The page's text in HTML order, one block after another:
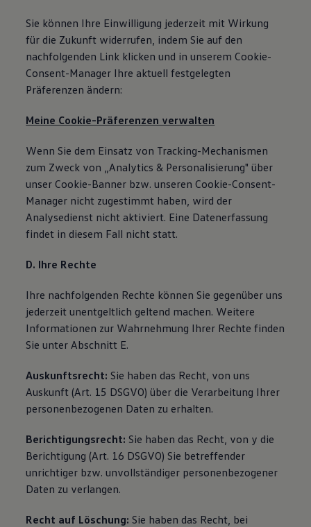
Sie können Ihre Einwilligung jederzeit mit Wirkung
für die Zukunft widerrufen, indem Sie auf den
nachfolgenden Link klicken und in unserem Cookie-
Consent-Manager Ihre aktuell festgelegten
Präferenzen ändern:
Meine Cookie-Präferenzen verwalten
Wenn Sie dem Einsatz von Tracking-Mechanismen
zum Zweck von „Analytics & Personalisierung" über
unser Cookie-Banner bzw. unseren Cookie-Consent-
Manager nicht zugestimmt haben, wird der
Analysedienst nicht aktiviert. Eine Datenerfassung
findet in diesem Fall nicht statt.
D. Ihre Rechte
Ihre nachfolgenden Rechte können Sie gegenüber uns
jederzeit unentgeltlich geltend machen. Weitere
Informationen zur Wahrnehmung Ihrer Rechte finden
Sie unter Abschnitt E.
Auskunftsrecht: Sie haben das Recht, von uns
Auskunft (Art. 15 DSGVO) über die Verarbeitung Ihrer
personenbezogenen Daten zu erhalten.
Berichtigungsrecht: Sie haben das Recht, von y die
Berichtigung (Art. 16 DSGVO) Sie betreffender
unrichtiger bzw. unvollständiger personenbezogener
Daten zu verlangen.
Recht auf Löschung: Sie haben das Recht, bei